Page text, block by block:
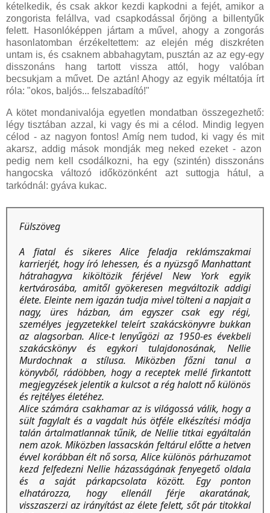
kételkedik, és csak akkor kezdi kapkodni a fejét, amikor a
zongorista felállva, vad csapkodással őrjöng a billentyűk
felett. Hasonlóképpen jártam a művel, ahogy a zongorás
hasonlatomban érzékeltettem: az elején még diszkréten
untam is, és csaknem abbahagytam, pusztán az az egy-egy
disszonáns hang tartott vissza attól, hogy valóban
becsukjam a művet. De aztán! Ahogy az egyik méltatója írt
róla: "okos, baljós... felszabadító!"
A kötet mondanivalója egyetlen mondatban összegezhető:
légy tisztában azzal, ki vagy és mi a célod. Mindig legyen
célod - az nagyon fontos! Amíg nem tudod, ki vagy és mit
akarsz, addig mások mondják meg neked ezeket - azon
pedig nem kell csodálkozni, ha egy (szintén) disszonáns
hangocska változó időközönként azt suttogja hátul, a
tarkódnál: gyáva kukac.
Fülszöveg
A ​fiatal és sikeres Alice feladja reklámszakmai
karrierjét, hogy író lehessen, és a nyüzsgő Manhattant
hátrahagyva kiköltözik férjével New York egyik
kertvárosába, amitől gyökeresen megváltozik addigi
élete. Eleinte nem igazán tudja mivel tölteni a napjait a
nagy, üres házban, ám egyszer csak egy régi,
személyes jegyzetekkel teleírt szakácskönyvre bukkan
az alagsorban. Alice-t lenyűgözi az 1950-es évekbeli
szakácskönyv és egykori tulajdonosának, Nellie
Murdochnak a stílusa. Miközben főzni tanul a
könyvből, rádöbben, hogy a receptek mellé firkantott
megjegyzések jelentik a kulcsot a rég halott nő különös
és rejtélyes életéhez.
Alice számára csakhamar az is világossá válik, hogy a
sült fagylalt és a vagdalt hús ötféle elkészítési módja
talán ártalmatlannak tűnik, de Nellie titkai egyáltalán
nem azok. Miközben lassacskán feltárul előtte a hetven
évvel korábban élt nő sorsa, Alice különös párhuzamot
kezd felfedezni Nellie házasságának fenyegető oldala
és a saját párkapcsolata között. Egy ponton
elhatározza, hogy ellenáll férje akaratának,
visszaszerzi az irányítást az élete felett, sőt pár titokkal